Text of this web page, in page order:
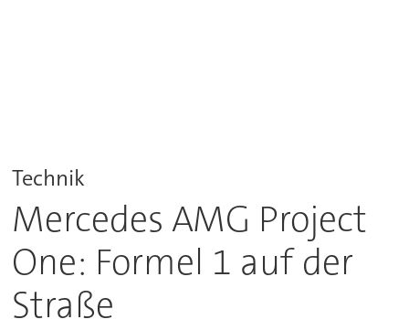
Technik
Mercedes AMG Project
One: Formel 1 auf der
Straße